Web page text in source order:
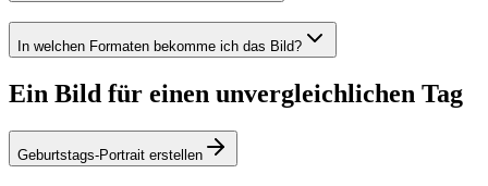
In welchen Formaten bekomme ich das Bild?
Ein Bild für einen unvergleichlichen Tag
Geburtstags-Portrait erstellen